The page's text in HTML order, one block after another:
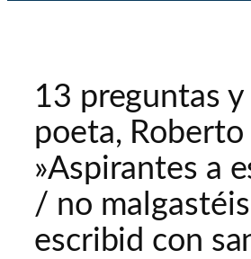
13 preguntas y
poeta, Roberto
»Aspirantes a
/ no
escribid con